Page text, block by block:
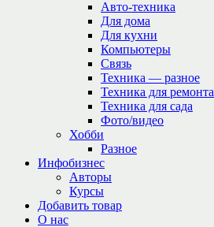
Авто-техника
Для дома
Для кухни
Компьютеры
Связь
Техника — разное
Техника для ремонта
Техника для сада
Фото/видео
Хобби
Разное
Инфобизнес
Авторы
Курсы
Добавить товар
О нас